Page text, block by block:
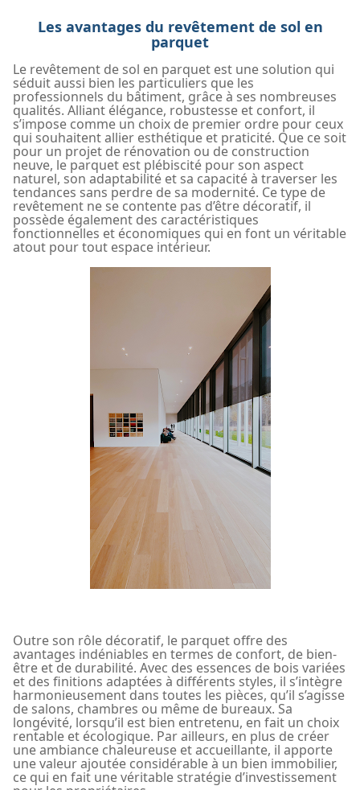
Les avantages du revêtement de sol en
parquet
Le revêtement de sol en parquet est une solution qui
séduit aussi bien les particuliers que les
professionnels du bâtiment, grâce à ses nombreuses
qualités. Alliant élégance, robustesse et confort, il
s’impose comme un choix de premier ordre pour ceux
qui souhaitent allier esthétique et praticité. Que ce soit
pour un projet de rénovation ou de construction
neuve, le parquet est plébiscité pour son aspect
naturel, son adaptabilité et sa capacité à traverser les
tendances sans perdre de sa modernité. Ce type de
revêtement ne se contente pas d’être décoratif, il
possède également des caractéristiques
fonctionnelles et économiques qui en font un véritable
atout pour tout espace intérieur.
Outre son rôle décoratif, le parquet offre des
avantages indéniables en termes de confort, de bien-
être et de durabilité. Avec des essences de bois variées
et des finitions adaptées à différents styles, il s’intègre
harmonieusement dans toutes les pièces, qu’il s’agisse
de salons, chambres ou même de bureaux. Sa
longévité, lorsqu’il est bien entretenu, en fait un choix
rentable et écologique. Par ailleurs, en plus de créer
une ambiance chaleureuse et accueillante, il apporte
une valeur ajoutée considérable à un bien immobilier,
ce qui en fait une véritable stratégie d’investissement